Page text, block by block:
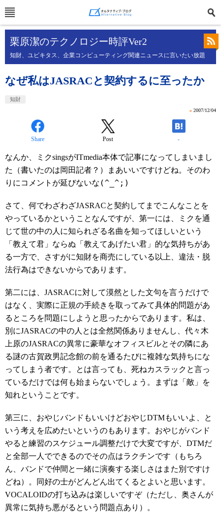
栗原潔のテクノロジー時評Ver2
知財、ユビキタス、企業コンピューティング関連ニュースに言いたい放題
なぜ私はJASRACと契約するに至ったか
知財
» 2007/12/04
Share Post -
なんか、ミクsingsがITmedia本体で記事になってしまいまし
た（書いたのは岡田記者？）まあいいですけどね。そのわ
りにコメントが延びないな (^_^;)
さて、何でわざわざJASRACと契約してまでこんなことを
やっているかということなんですが、第一には、ミクを通
じて世の中の人に知られざる名曲を知ってほしいという
「教えて君」ならぬ「教えてあげたい君」的な気持ちがあ
る一方で、さすがに知財を商売にしている以上、違法・脱
法行為はできないからであります。
第二には、JASRACに対して漠然とした文句を言うだけで
はなく、実際に正規の手続きを取ってみて具体的問題があ
るところを問題にしようと思ったからであります。私は、
別にJASRACの中の人とは全然関係ありませんし、代々木
上原のJASRACの異常に豪華なオフィスビルとその隣にあ
る謎の古賀政男記念館の前を通るたびに複雑な気持ちにな
ってしまう者です。とは言っても、死ねカスラックと言っ
ているだけでは何も始まらないでしょう。まずは「敵」を
知れということです。
第三に、おやじバンドもいいけどおやじDTMもいいよ、と
いう考えを広めたいというのもあります。おやじがバンド
やると練習のスケジュール調整だけで大変ですが、DTMだ
と全部一人でできるのでその点はラクチンです（もちろ
ん、バンドで仲間と一緒に演奏する楽しさはまた別ですけ
どね）。同好の士がどんどん出てくるとよいと思います。
VOCALOIDの打ち込みは楽しいですぞ（ただし、奥さんが
異常に気持ち悪がるという問題点あり）。